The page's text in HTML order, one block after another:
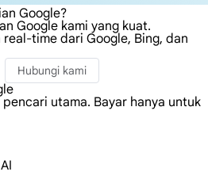
Google?
Google kami yang kuat.
time dari Google, Bing, dan
Hubungi kami
utama. Bayar hanya untuk